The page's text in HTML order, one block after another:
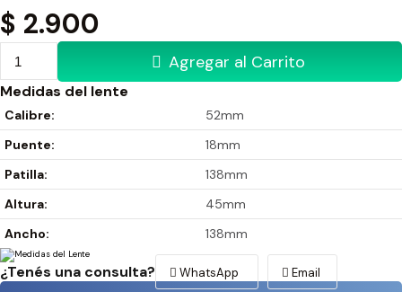
$ 2.900
Agregar al Carrito
Medidas del lente
Calibre:
52mm
Puente:
18mm
Patilla:
138mm
Altura:
45mm
Ancho:
138mm
¿Tenés una consulta? WhatsApp Email